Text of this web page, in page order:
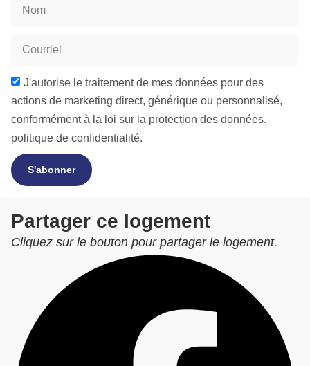
J'autorise le traitement de mes données pour des
actions de marketing direct, générique ou personnalisé,
conformément à la loi sur la protection des données.
politique de confidentialité.
S'abonner
Partager ce logement
Cliquez sur le bouton pour partager le logement.